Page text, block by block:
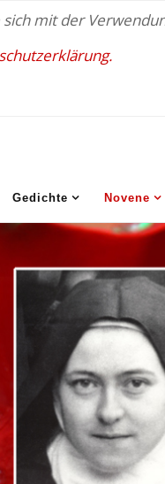
mit der
Gedichte Novene